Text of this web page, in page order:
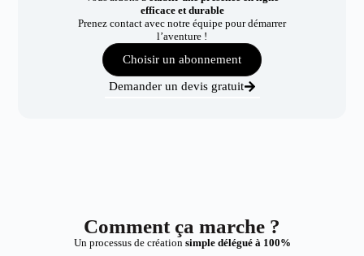
efficace et durable
Prenez contact avec notre équipe pour démarrer
l’aventure !
Choisir un abonnement
Demander un devis gratuit
Comment ça marche ?
Un processus de création simple délégué à 100%